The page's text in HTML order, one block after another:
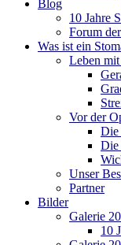
Blog
10 Jahre
Forum
Was ist ein
Leben mit
Vor der
Die
Die
Unser
Partner
Bilder
Galerie
10